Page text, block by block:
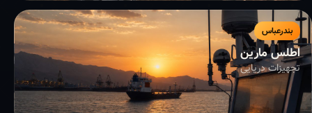
بندرعباس
اطلس مارین
تجهیزات دریایی